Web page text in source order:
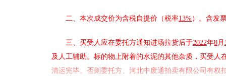
二、本次成交价为含税自提价（税率13%）。含发
三、 买受人应在委托方通知进场拉货后于2022年8月
及人工辅助。标的物上附着的水泥的其他杂质，买受人
清运完毕。 否则委托方、河北中废通拍卖有限公司有权